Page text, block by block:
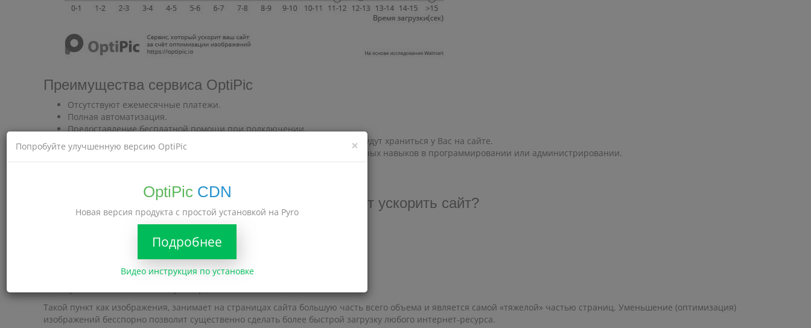
Преимущества сервиса OptiPic
Отсутствуют ежемесячные платежи.
Полная автоматизация.
Предоставление бесплатной помощи при подключении.
Интернет-адрес (URL) сжатых картинок не изменяется, они и дальше будут храниться у Вас на сайте.
Для подключения и использования сервиса не нужно иметь специальных навыков в программировании или администрировании.
В системе отсутствуют ограничения на размер изображений.
Каким образом оптимизация изображений может ускорить сайт?
Страница любого сайта чаще всего состоит из:
html-кода (текстовое содержание, верстка, разметка);
javascript-скриптов с логикой, выполняющихся со стороны браузера;
Такой пункт как изображения, занимает на страницах сайта большую часть всего объема и является самой «тяжелой» частью страниц. Уменьшение (оптимизация)
изображений бесспорно позволит существенно сделать более быстрой загрузку любого интернет-ресурса.
×
Попробуйте улучшенную версию OptiPic
OptiPic CDN
Новая версия продукта с простой установкой на Pyro
Подробнее
Видео инструкция по установке